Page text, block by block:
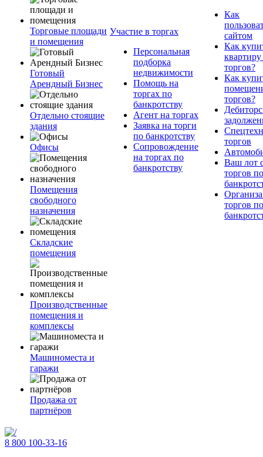
Торговые площади
и помещения
Готовый
Арендный Бизнес
Отдельно стоящие
здания
Офисы
Помещения
свободного
назначения
Складские
помещения
Производственные
помещения и
комплексы
Машиноместа и
гаражи
Продажа от
партнёров
Участие в торгах
Персональная
подборка
недвижимости
Помощь на
торгах по
банкротству
Агент на торгах
Заявка на торги
по банкротству
Сопровождение
на торгах по
банкротству
Как
сайтом
Как
квартиру
торгов?
Как
торгов?
торгов
Ваш лот
торгов по
торгов по
8 800 100-33-16